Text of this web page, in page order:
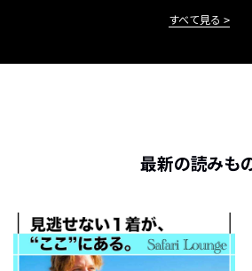
すべて見る
最新の読みも